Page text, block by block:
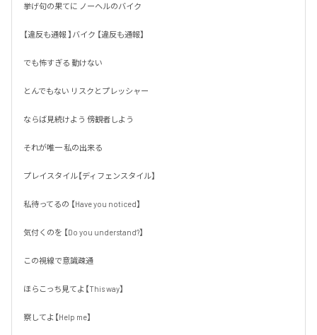
挙げ句の果てに ノーヘルのバイク
【違反も通報 】バイク 【違反も通報】
でも怖すぎる 動けない
とんでもない リスクとプレッシャー
ならば見続けよう 傍観者しよう
それが唯一 私の出来る
プレイスタイル【ディフェンスタイル】
私待ってるの 【Have you noticed】
気付くのを 【Do you understand?】
この視線で意識疎通
ほらこっち見てよ【This way】
察してよ【Help me】